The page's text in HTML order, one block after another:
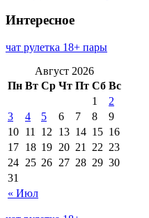
Интересное
чат рулетка 18+ пары
Август 2026
Пн Вт Ср Чт Пт Сб Вс
« Июл
1
2
3
4 5 6 7 8
9
10 11 12 13 14 15 16
17 18 19 20 21 22 23
24 25 26 27 28 29 30
31